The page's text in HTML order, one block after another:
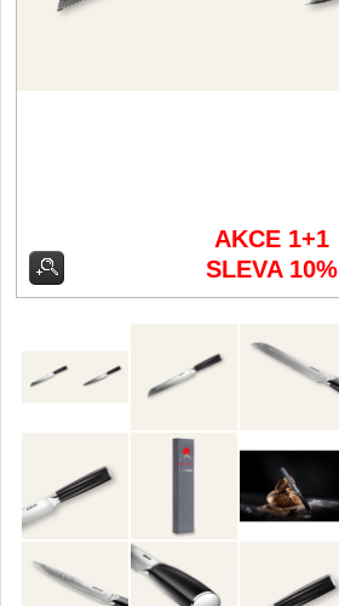
AKCE 1+1
SLEVA 10%